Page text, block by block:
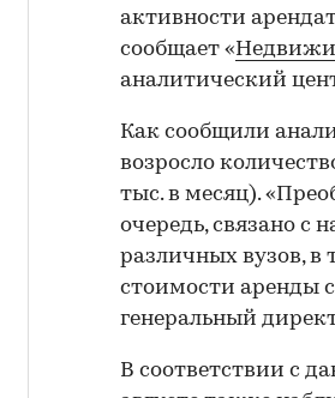
активности
сообщает «
аналитический
Как сообщили
возросло
тыс. в месяц).
очередь, связано с
различных вузов,
стоимости аренды
генеральный
В соответствии с